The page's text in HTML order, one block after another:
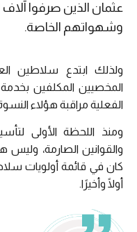
عثمان الذين صرفوا آلاف
وشهواتهم الخاصة.
ولذلك ابتدع سلاطين
المخصيين المكلفين
الفعلية مراقبة هؤلاء
ومنذ اللحظة الأولى
والقوانين الصارمة،
كان في قائمة أولويات
أولًا وأخيرًا.